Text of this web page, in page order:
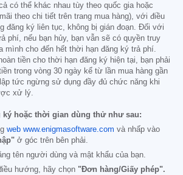
có thể khác nhau tùy theo quốc gia hoặc
theo chi tiết trên trang mua hàng), với điều
đăng ký liên tục, không bị gián đoạn. Đối với
phí, nếu bạn hủy, bạn vẫn sẽ có quyền truy
mình cho đến hết thời hạn đăng ký trả phí.
tiền cho thời hạn đăng ký hiện tại, bạn phải
trong vòng 30 ngày kể từ lần mua hàng gần
tức ngừng sử dụng đầy đủ chức năng khi
xử lý.
ký hoặc thời gian dùng thử như sau:
web www.enigmasoftware.com và nhấp vào
ở góc trên bên phải.
tên người dùng và mật khẩu của bạn.
hướng, hãy chọn "Đơn hàng/Giấy phép".